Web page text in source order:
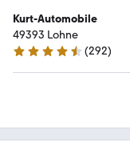
Kurt-Automobile
49393 Lohne
4.6 Sterne
(292)